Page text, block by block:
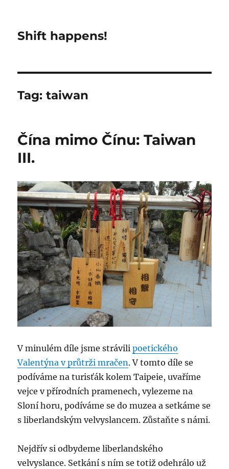
Shift happens!
Tag:taiwan
Čína mimo Čínu: Taiwan
III.
V minulém díle jsme strávilipoetického
Valentýna v průtrži mračen. V tomto díle se
podíváme na turisťák kolem Taipeie, uvaříme
vejce v přírodních pramenech, vylezeme na
Sloní horu, podíváme se do muzea a setkáme se
s liberlandským velvyslancem. Zůstaňte s námi.
Nejdřív si odbydeme liberlandského
velvyslance. Setkání s ním se totiž odehrálo už